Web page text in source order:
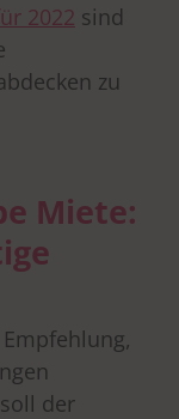
2022 sind
zu
Miete:
der